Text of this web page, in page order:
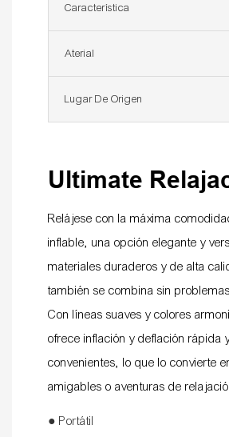
Característica
Aterial
Lugar De Origen
Ultimate
Relájese con la máxima
inflable, una opción elegante y
materiales duraderos y de alta
también se combina sin
Con líneas suaves y colores
ofrece inflación y deflación rápida
convenientes, lo que lo convierte
amigables o aventuras de
● Portátil